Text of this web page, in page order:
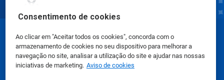
Consentimento de cookies
Ao clicar em "Aceitar todos os cookies", concorda com o
armazenamento de cookies no seu dispositivo para melhorar a
navegação no site, analisar a utilização do site e ajudar nas nossas
iniciativas de marketing. Aviso de cookies
© Ecolab Inc. 2025
FISPQ|Privacidade|Termos de uso